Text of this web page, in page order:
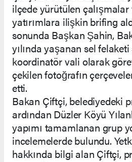
ilçede yürütülen
yatırımlara ilişkin brifing
sonunda Başkan Şahin,
yılında yaşanan sel felaketi
koordinatör vali olarak
çekilen fotoğrafın
etti.
Bakan Çiftçi, belediyedeki
ardından Düzler Köyü
yapımı tamamlanan grup
incelemelerde bulundu.
hakkında bilgi alan Çiftçi,